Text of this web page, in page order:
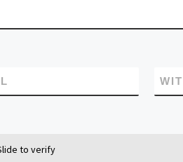
to verify